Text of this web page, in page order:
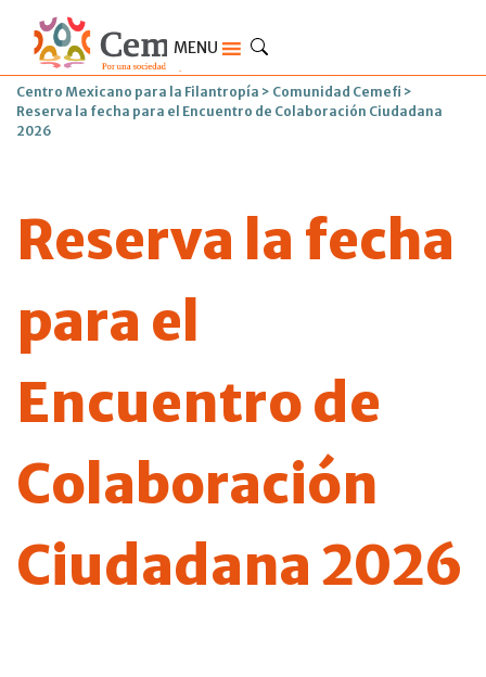
MENU
Centro Mexicano para la Filantropía > Comunidad Cemefi >
Reserva la fecha para el Encuentro de Colaboración Ciudadana
2026
Reserva la fecha
para el
Encuentro de
Colaboración
Ciudadana 2026